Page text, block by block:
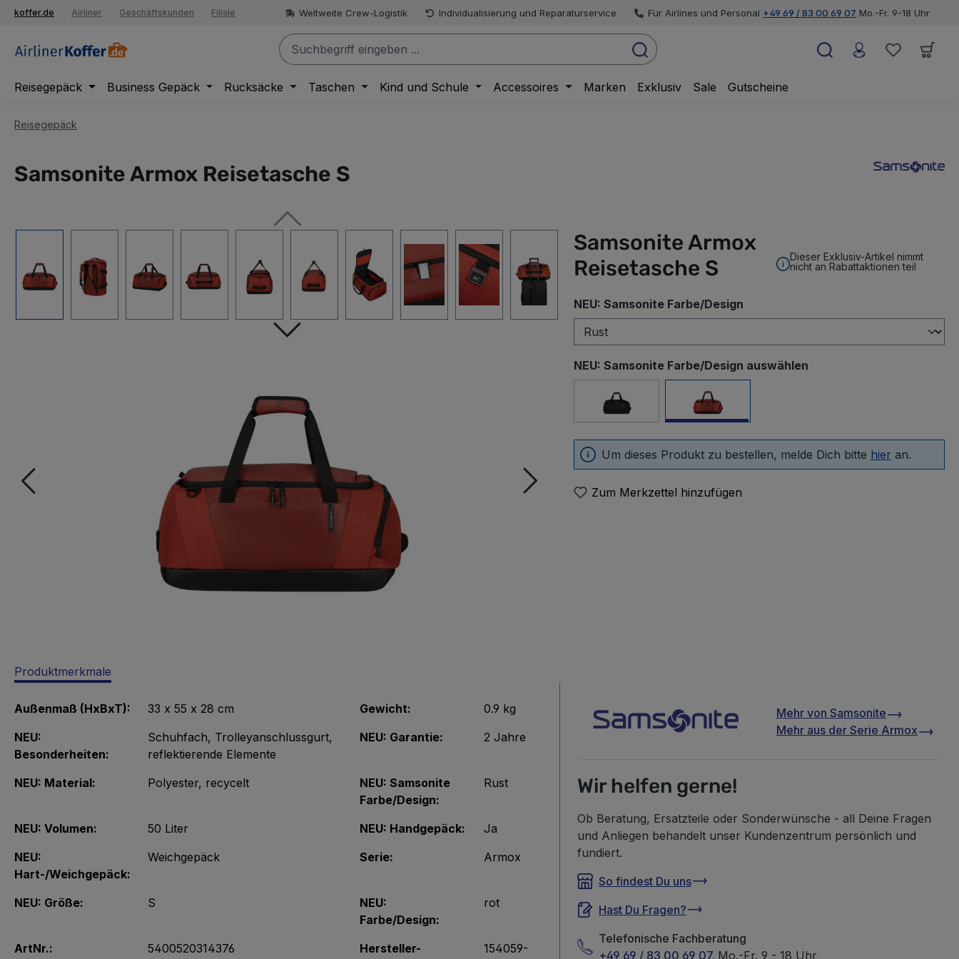
Zur Hauptnavigation springen
koffer.de Airliner Geschäftskunden Filiale Weltweite Crew-Logistik Individualisierung und Reparaturservice Für Airlines und Personal +49 69 / 83 00 69 07 Mo.-Fr. 9-18 Uhr
Reisegepäck Business Gepäck Rucksäcke Taschen Kind und Schule Accessoires Marken Exklusiv Sale Gutscheine
Reisegepäck
Samsonite Armox Reisetasche S
Samsonite Armox
Reisetasche S
Dieser Exklusiv-Artikel nimmt
nicht an Rabattaktionen teil
NEU: Samsonite Farbe/Design
NEU: Samsonite Farbe/Design auswählen
Schwarz Rust
Um dieses Produkt zu bestellen, melde Dich bitte hier an.
Zum Merkzettel hinzufügen
Produktmerkmale
Außenmaß (HxBxT): 33 x 55 x 28 cm Gewicht:
0.9 kg
NEU:
Besonderheiten:
Schuhfach, Trolleyanschlussgurt,
reflektierende Elemente
NEU: Garantie: 2 Jahre
NEU: Material: Polyester, recycelt
NEU: Samsonite
Farbe/Design:
Rust
NEU: Volumen: 50 Liter NEU: Handgepäck:
Ja
NEU:
Hart-/Weichgepäck:
Weichgepäck Serie: Armox
NEU: Größe: S
NEU:
Farbe/Design:
rot
ArtNr.: 5400520314376
Hersteller-
154059-
Mehr von Samsonite
Mehr aus der Serie Armox
Wir helfen gerne!
Ob Beratung, Ersatzteile oder Sonderwünsche - all Deine Fragen
und Anliegen behandelt unser Kundenzentrum persönlich und
fundiert.
So findest Du uns
Hast Du Fragen?
Telefonische Fachberatung
+49 69 / 83 00 69 07. Mo.-Fr. 9 - 18 Uhr